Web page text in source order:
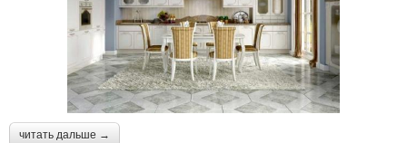
читать дальше →